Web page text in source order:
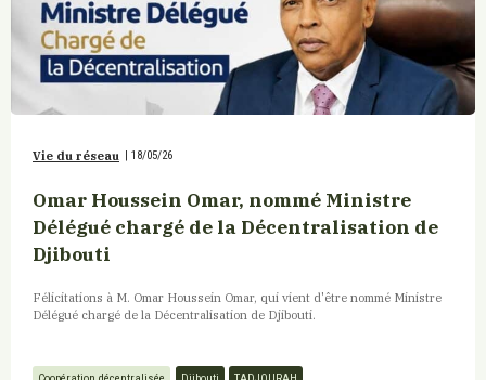
Vie du réseau 18/05/26
Omar Houssein Omar, nommé Ministre
Délégué chargé de la Décentralisation de
Djibouti
Félicitations à M. Omar Houssein Omar, qui vient d'être nommé Ministre
Délégué chargé de la Décentralisation de Djibouti.